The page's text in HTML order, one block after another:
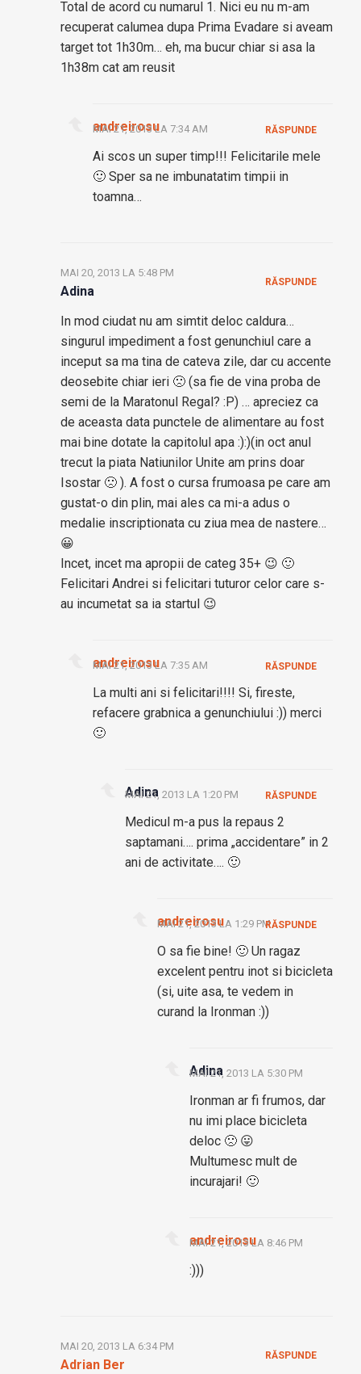
Total de acord cu numarul 1. Nici eu nu m-am
recuperat calumea dupa Prima Evadare si aveam
target tot 1h30m… eh, ma bucur chiar si asa la
1h38m cat am reusit
andreirosu
MAI 21, 2013 LA 7:34 AM
Ai scos un super timp!!! Felicitarile mele
🙂 Sper sa ne imbunatatim timpii in
toamna…
RĂSPUNDE
Adina
MAI 20, 2013 LA 5:48 PM
In mod ciudat nu am simtit deloc caldura…
singurul impediment a fost genunchiul care a
inceput sa ma tina de cateva zile, dar cu accente
deosebite chiar ieri 🙁 (sa fie de vina proba de
semi de la Maratonul Regal? :P) … apreciez ca
de aceasta data punctele de alimentare au fost
mai bine dotate la capitolul apa :):)(in oct anul
trecut la piata Natiunilor Unite am prins doar
Isostar 🙁 ). A fost o cursa frumoasa pe care am
gustat-o din plin, mai ales ca mi-a adus o
medalie inscriptionata cu ziua mea de nastere…
😀
Incet, incet ma apropii de categ 35+ 😉 🙂
Felicitari Andrei si felicitari tuturor celor care s-
au incumetat sa ia startul 😉
RĂSPUNDE
andreirosu
MAI 21, 2013 LA 7:35 AM
La multi ani si felicitari!!!! Si, fireste,
refacere grabnica a genunchiului :)) merci
🙂
RĂSPUNDE
Adina
MAI 21, 2013 LA 1:20 PM
Medicul m-a pus la repaus 2
saptamani…. prima „accidentare” in 2
ani de activitate…. 🙂
RĂSPUNDE
andreirosu
MAI 21, 2013 LA 1:29 PM
O sa fie bine! 🙂 Un ragaz
excelent pentru inot si bicicleta
(si, uite asa, te vedem in
curand la Ironman :))
RĂSPUNDE
Adina
MAI 21, 2013 LA 5:30 PM
Ironman ar fi frumos, dar
nu imi place bicicleta
deloc 🙁 😛
Multumesc mult de
incurajari! 🙂
andreirosu
MAI 21, 2013 LA 8:46 PM
:)))
Adrian Ber
MAI 20, 2013 LA 6:34 PM
RĂSPUNDE